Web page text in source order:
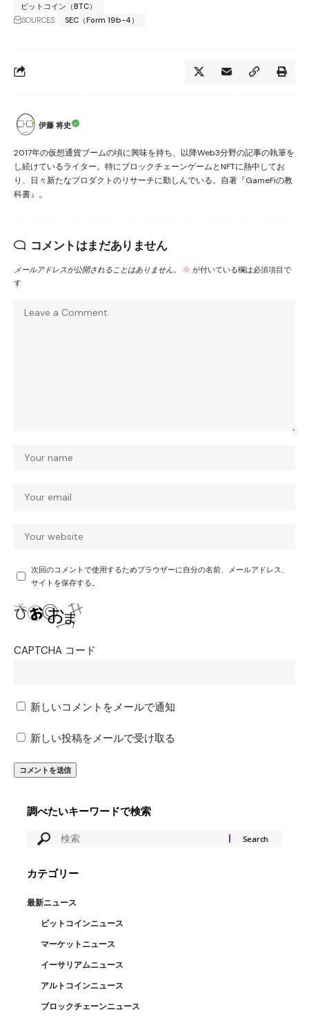
ビットコイン（BTC）
SOURCES:
SEC（Form 19b-4）
伊藤 将史
2017年の仮想通貨ブームの頃に興味を持ち、以降Web3分野の記事の執筆を
し続けているライター。特にブロックチェーンゲームとNFTに熱中してお
り、日々新たなプロダクトのリサーチに勤しんでいる。自著『GameFiの教
科書』。
コメントはまだありません
メールアドレスが公開されることはありません。 ※ が付いている欄は必須項目で
す
次回のコメントで使用するためブラウザーに自分の名前、メールアドレス、
サイトを保存する。
CAPTCHA コード
新しいコメントをメールで通知
新しい投稿をメールで受け取る
調べたいキーワードで検索
カテゴリー
最新ニュース
ビットコインニュース
マーケットニュース
イーサリアムニュース
アルトコインニュース
ブロックチェーンニュース